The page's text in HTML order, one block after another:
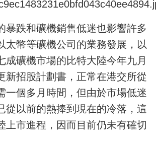
暴跌和礦機銷售低迷也影響許多
太幣等礦機公司的業務發展，以
成礦機市場的比特大陸今年九月
新招股計劃書，正常在港交所從
一個多月時間，但由於市場低迷
從以前的熱捧到現在的冷落，這
上市進程，因而目前仍未有確切